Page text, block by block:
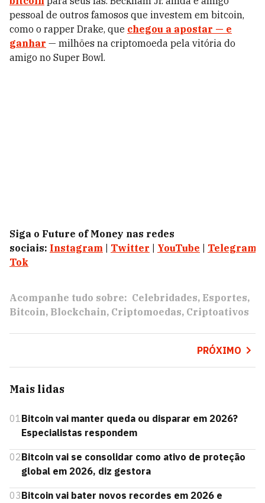
pessoal de outros famosos que investem em bitcoin,
como o rapper Drake, que chegou a apostar — e
ganhar — milhões na criptomoeda pela vitória do
amigo no Super Bowl.
Siga o Future of Money nas redes
sociais: Instagram Twitter YouTube Telegram
Tok
Acompanhe tudo sobre: Celebridades Esportes
Bitcoin Blockchain Criptomoedas Criptoativos
PRÓXIMO
Mais lidas
01Bitcoin vai manter queda ou disparar em 2026?
Especialistas respondem
02Bitcoin vai se consolidar como ativo de proteção
global em 2026, diz gestora
03Bitcoin vai bater novos recordes em 2026 e